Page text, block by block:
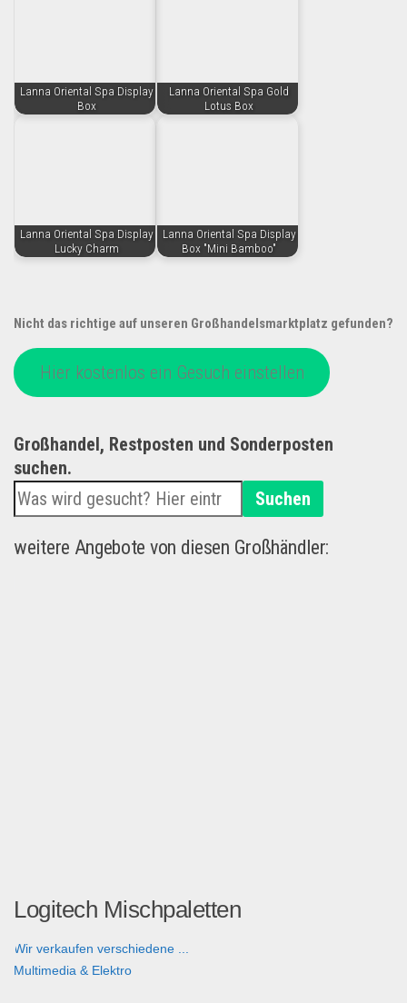
Lanna Oriental Spa Display
Box
Lanna Oriental Spa Gold
Lotus Box
Lanna Oriental Spa Display
Lucky Charm
Lanna Oriental Spa Display
Box "Mini Bamboo"
Nicht das richtige auf unseren Großhandelsmarktplatz gefunden?
Hier kostenlos ein Gesuch einstellen
Großhandel, Restposten und Sonderposten
suchen.
Suchen
weitere Angebote von diesen Großhändler:
Logitech Mischpaletten
Wir verkaufen verschiedene ...
Multimedia & Elektro